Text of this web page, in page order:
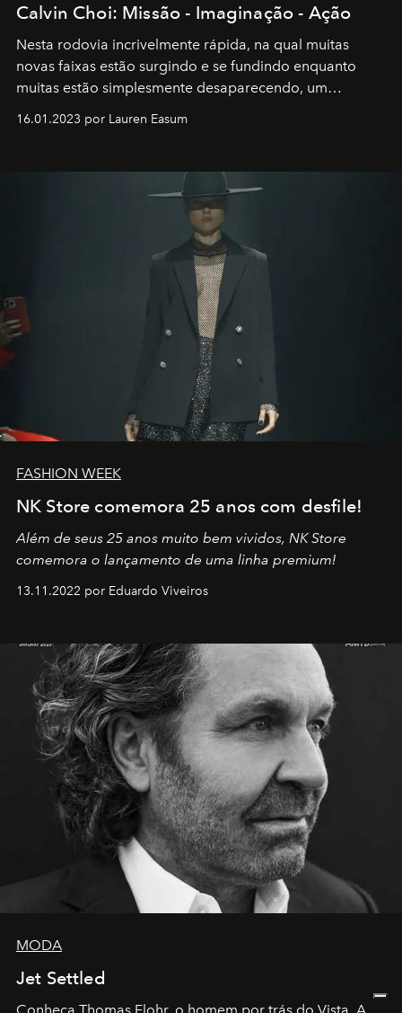
Calvin Choi: Missão - Imaginação - Ação
Nesta rodovia incrivelmente rápida, na qual muitas
novas faixas estão surgindo e se fundindo enquanto
muitas estão simplesmente desaparecendo, um
transportador AMTD abrindo caminho para muitos
por propósitos, com um claro senso de missão na vida e
16.01.2023 por Lauren Easum
FASHION WEEK
NK Store comemora 25 anos com desfile!
Além de seus 25 anos muito bem vividos, NK Store
comemora o lançamento de uma linha premium!
13.11.2022 por Eduardo Viveiros
MODA
Jet Settled